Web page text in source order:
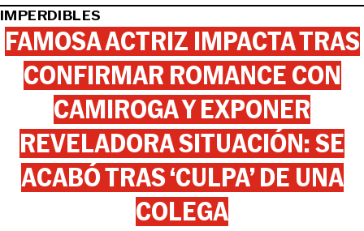
IMPERDIBLES
FAMOSA ACTRIZ IMPACTA TRAS
CONFIRMAR ROMANCE CON
CAMIROGA Y EXPONER
REVELADORA SITUACIÓN: SE
ACABÓ TRAS ‘CULPA’ DE UNA
COLEGA